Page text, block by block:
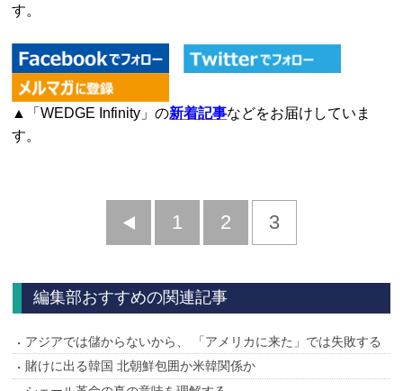
す。
▲「WEDGE Infinity」の新着記事などをお届けしていま
す。
前
1 2 3
編集部おすすめの関連記事
アジアでは儲からないから、 「アメリカに来た」では失敗する
賭けに出る韓国 北朝鮮包囲か米韓関係か